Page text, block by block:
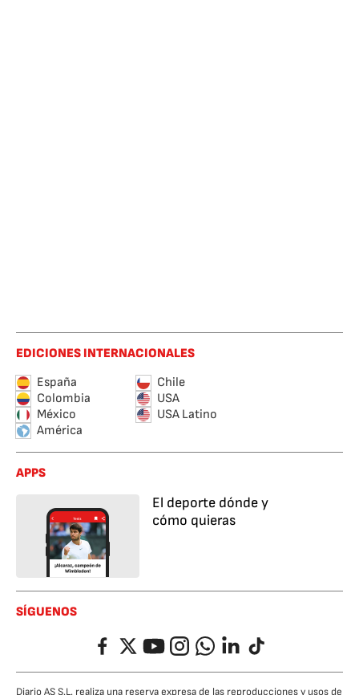
EDICIONES INTERNACIONALES
España
Chile
Colombia
USA
México
USA Latino
América
APPS
El deporte dónde y
cómo quieras
SÍGUENOS
FacebookTwitterYouTubeInstagramWhatsappLinkedIn
TikTok
Diario AS S.L. realiza una reserva expresa de las reproducciones y usos de